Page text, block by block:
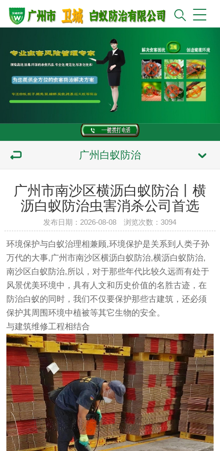
广州白蚁防治
广州市南沙区横沥白蚁防治丨横
沥白蚁防治虫害消杀公司首选
发布日期：2026-08-08 浏览次数：3094
环境保护与白蚁治理相兼顾,环境保护是关系到人类子孙
万代的大事,广州市南沙区横沥白蚁防治,横沥白蚁防治,
南沙区白蚁防治,所以，对于那些年代比较久远而有处于
风景优美环境中，具有人文和历史价值的名胜古迹，在
防治白蚁的同时，我们不仅要保护那些古建筑，还必须
保护其周围环境中植被等其它生物的安全。
与建筑维修工程相结合